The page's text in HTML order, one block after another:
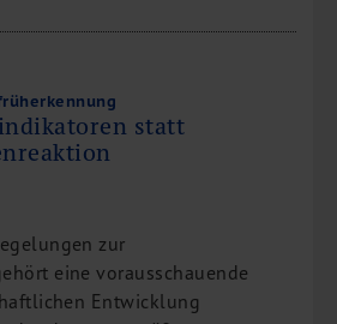
statt
zur
eine vorausschauende
Entwicklung